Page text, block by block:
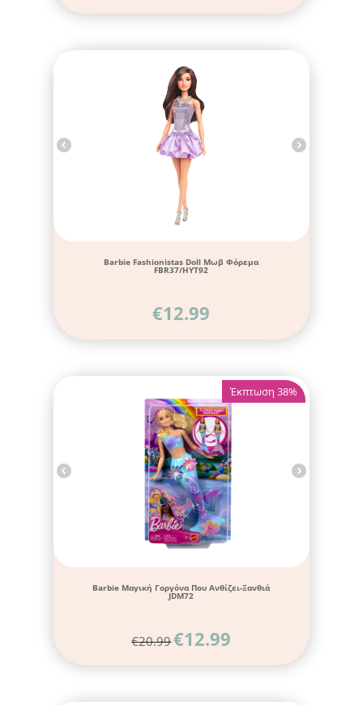
Barbie Fashionistas Doll Μωβ Φόρεμα
FBR37/HYT92
€12.99
Έκπτωση 38%
Barbie Μαγική Γοργόνα Που Ανθίζει-Ξανθιά
JDM72
€20.99€12.99